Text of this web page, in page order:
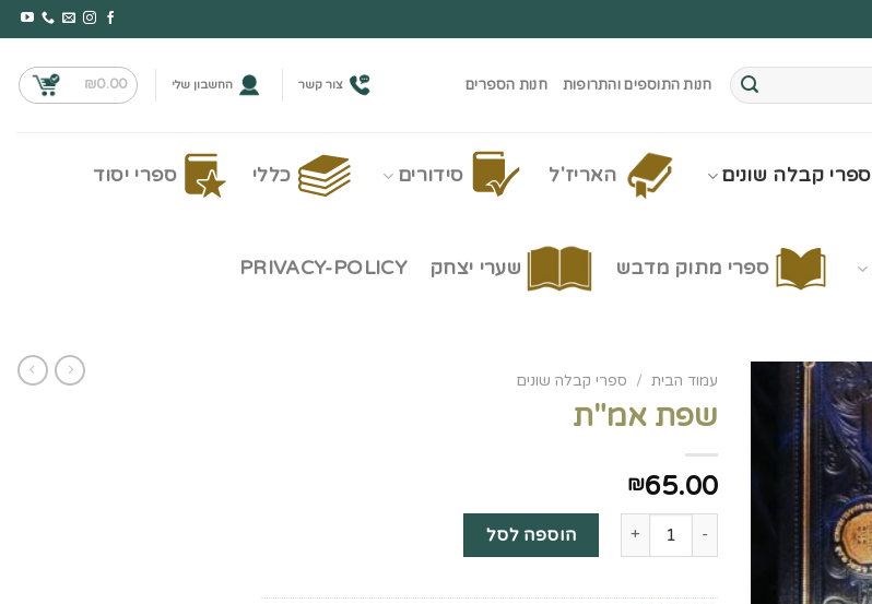
חנות התוספים והתרופות חנות הספרים צור קשר החשבון שלי ₪0.00
ספרי קבלה שונים האריז'ל סידורים כללי ספרי יסוד
ספרי מתוק מדבש שערי יצחק PRIVACY-POLICY
עמוד הבית / ספרי קבלה שונים
שפת אמ"ת
₪65.00
הוספה לסל